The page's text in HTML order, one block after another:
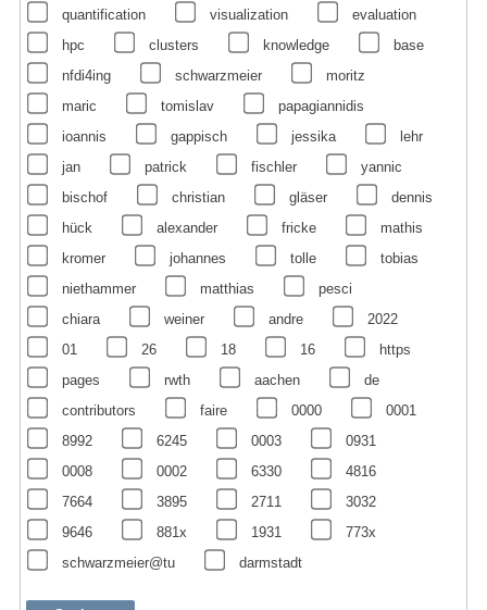
quantification
visualization
evaluation
hpc
clusters knowledge
base
nfdi4ing
schwarzmeier
moritz
maric
tomislav
papagiannidis
ioannis
gappisch jessika
lehr
jan
patrick fischler
yannic
bischof
christian gläser
dennis
hück
alexander fricke
mathis
kromer
johannes tolle
tobias
niethammer
matthias
pesci
chiara
weiner andre
2022
01
26 18 16
https
pages
rwth aachen
de
contributors
faire 0000
0001
8992
6245 0003
0931
0008
0002 6330
4816
7664
3895 2711
3032
9646
881x 1931
773x
schwarzmeier@tu
darmstadt